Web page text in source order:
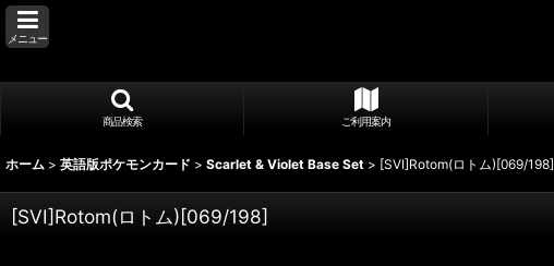
メニュー
商品検索 ご利用案内
ホーム > 英語版ポケモンカード > Scarlet & Violet Base Set > [SVI]Rotom(ロトム)[069/198]
[SVI]Rotom(ロトム)[069/198]